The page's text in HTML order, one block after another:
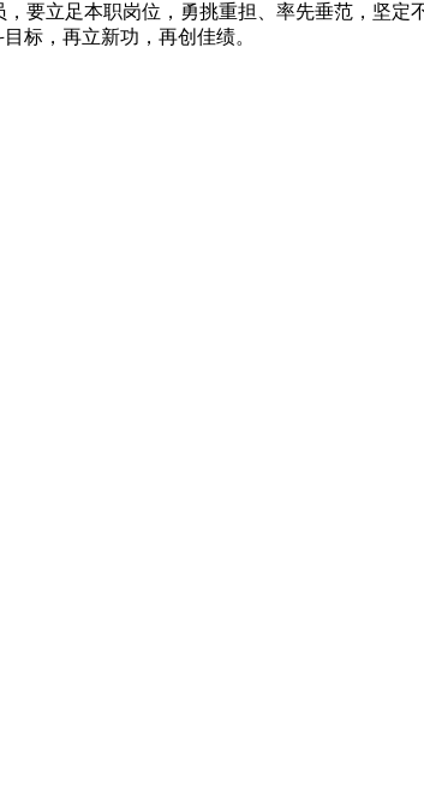
要立足本职岗位，勇挑重担、率先垂范，坚定
标，再立新功，再创佳绩。